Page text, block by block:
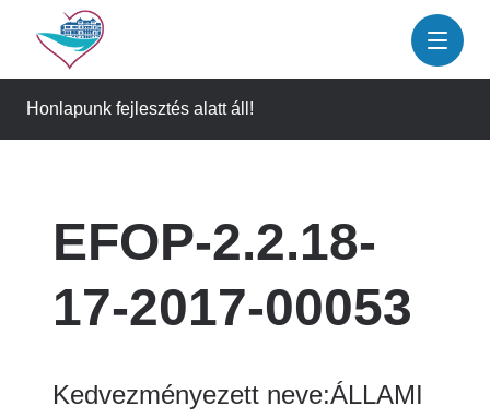
tartalomra
Honlapunk fejlesztés alatt áll!
EFOP-2.2.18-
17-2017-00053
Kedvezményezett neve:ÁLLAMI